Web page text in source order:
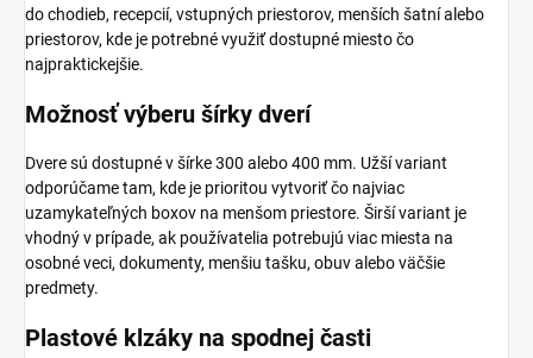
do chodieb, recepcií, vstupných priestorov, menších šatní alebo
priestorov, kde je potrebné využiť dostupné miesto čo
najpraktickejšie.
Možnosť výberu šírky dverí
Dvere sú dostupné v šírke 300 alebo 400 mm. Užší variant
odporúčame tam, kde je prioritou vytvoriť čo najviac
uzamykateľných boxov na menšom priestore. Širší variant je
vhodný v prípade, ak používatelia potrebujú viac miesta na
osobné veci, dokumenty, menšiu tašku, obuv alebo väčšie
predmety.
Plastové klzáky na spodnej časti